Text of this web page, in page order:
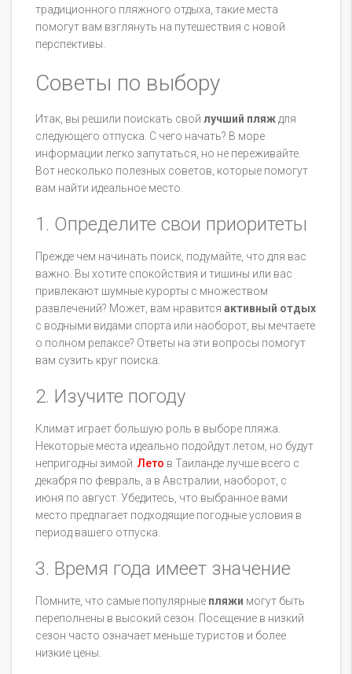
традиционного пляжного отдыха, такие места
помогут вам взглянуть на путешествия с новой
перспективы.
Советы по выбору
Итак, вы решили поискать свой лучший пляж для
следующего отпуска. С чего начать? В море
информации легко запутаться, но не переживайте.
Вот несколько полезных советов, которые помогут
вам найти идеальное место.
1. Определите свои приоритеты
Прежде чем начинать поиск, подумайте, что для вас
важно. Вы хотите спокойствия и тишины или вас
привлекают шумные курорты с множеством
развлечений? Может, вам нравится активный отдых
с водными видами спорта или наоборот, вы мечтаете
о полном релаксе? Ответы на эти вопросы помогут
вам сузить круг поиска.
2. Изучите погоду
Климат играет большую роль в выборе пляжа.
Некоторые места идеально подойдут летом, но будут
непригодны зимой. Лето в Таиланде лучше всего с
декабря по февраль, а в Австралии, наоборот, с
июня по август. Убедитесь, что выбранное вами
место предлагает подходящие погодные условия в
период вашего отпуска.
3. Время года имеет значение
Помните, что самые популярные пляжи могут быть
переполнены в высокий сезон. Посещение в низкий
сезон часто означает меньше туристов и более
низкие цены.